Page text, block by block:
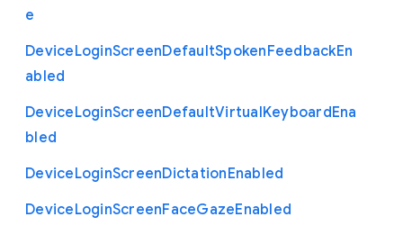
e
DeviceLoginScreenDefaultSpokenFeedbackEn
abled
DeviceLoginScreenDefaultVirtualKeyboardEna
bled
DeviceLoginScreenDictationEnabled
DeviceLoginScreenFaceGazeEnabled